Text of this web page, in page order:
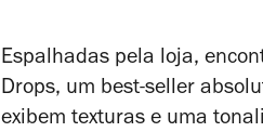
Espalhadas pela loja,
Drops, um best-seller
exibem texturas e uma